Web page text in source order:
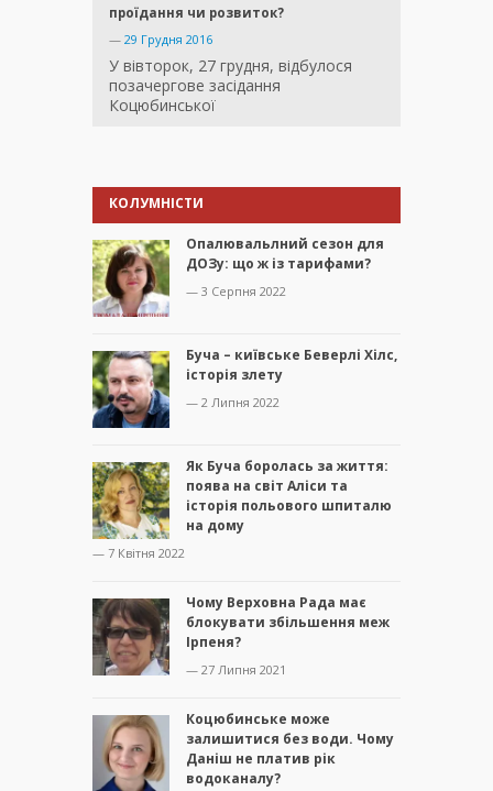
проїдання чи розвиток?
— 29 Грудня 2016
У вівторок, 27 грудня, відбулося
позачергове засідання
Коцюбинської
КОЛУМНІСТИ
Опалювальлний сезон для
ДОЗу: що ж із тарифами?
— 3 Серпня 2022
Буча – київське Беверлі Хілс,
історія злету
— 2 Липня 2022
Як Буча боролась за життя:
поява на світ Аліси та
історія польового шпиталю
на дому
— 7 Квітня 2022
Чому Верховна Рада має
блокувати збільшення меж
Ірпеня?
— 27 Липня 2021
Коцюбинське може
залишитися без води. Чому
Даніш не платив рік
водоканалу?